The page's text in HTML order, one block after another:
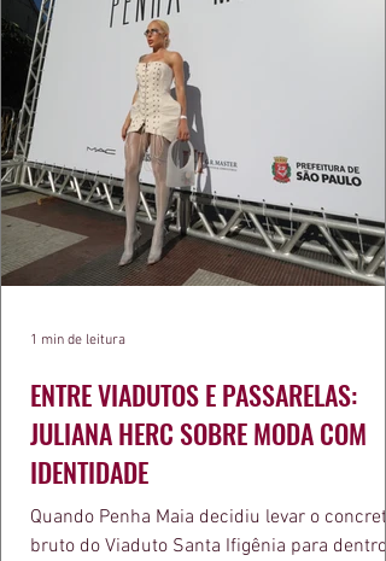
ENTRE VIADUTOS E PASSARELAS:
JULIANA HERC SOBRE MODA COM
IDENTIDADE
Quando Penha Maia decidiu levar o concreto
bruto do Viaduto Santa Ifigênia para dentro
1 min de leitura